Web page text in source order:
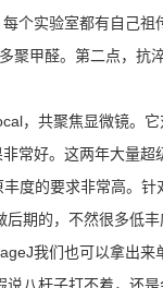
个实验室都有自己
聚甲醛。第二点，
，共聚焦显微镜。
常好。这两年大量
度的要求非常高。
期的，不然很多低
我们也可以拿出来